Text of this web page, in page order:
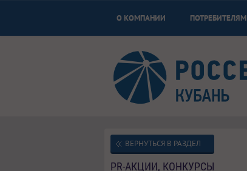
О КОМПАНИИ ПОТРЕБИТЕЛЯМ
ВЕРНУТЬСЯ В РАЗДЕЛ
PR-АКЦИИ, КОНКУРСЫ